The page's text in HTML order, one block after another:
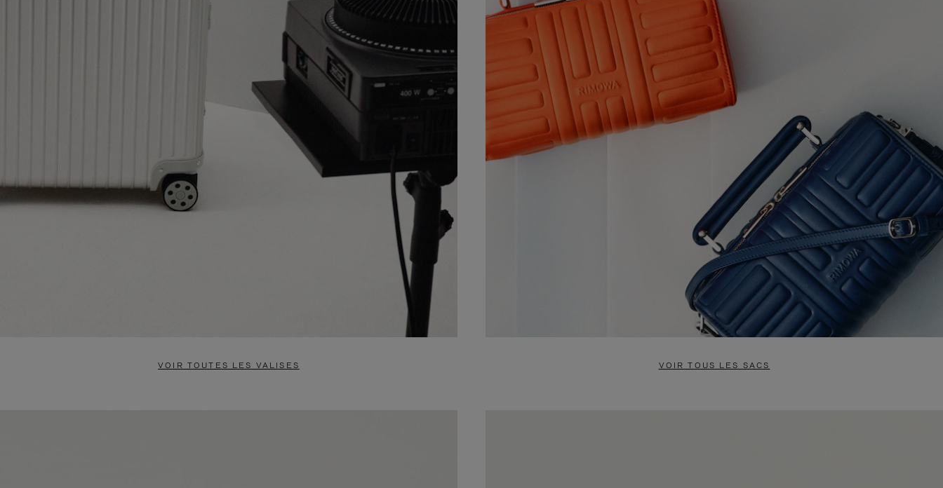
VOIR TOUTES LES VALISES VOIR TOUS LES SACS